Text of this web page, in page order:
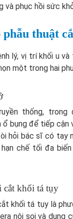
và phục hồi sức
phẫu thuật
lý, vị trí khối u và
một trong hai
thống,
bụng để tiếp cận
hỏi bác sĩ có tay
chế tối đa
cắt khối tá tụy
khối tá tụy là
nội soi và dụng